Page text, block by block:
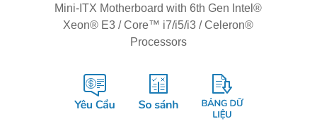
Mini-ITX Motherboard with 6th Gen Intel®
Xeon® E3 / Core™ i7/i5/i3 / Celeron®
Processors